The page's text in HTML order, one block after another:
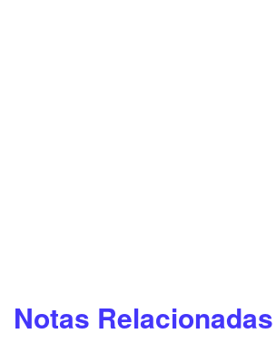
Notas Relacionadas